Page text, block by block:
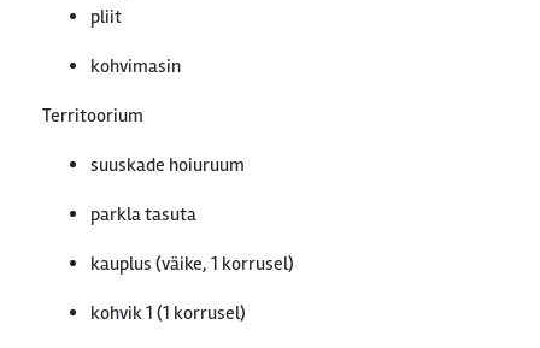
pliit
kohvimasin
Territoorium
suuskade hoiuruum
parkla tasuta
kauplus (väike, 1 korrusel)
kohvik 1 (1 korrusel)